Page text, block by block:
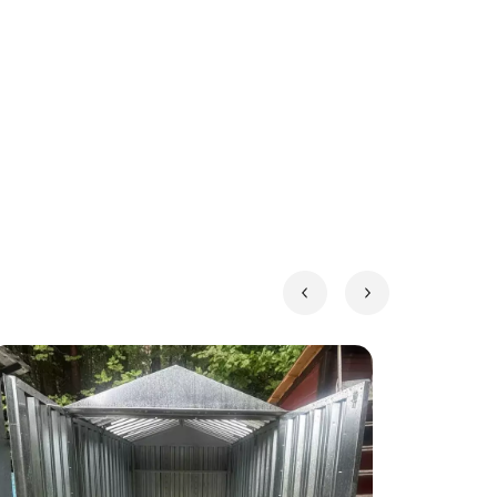
детали при помощи саморезов!
оформления:
А еще будет место для вашего